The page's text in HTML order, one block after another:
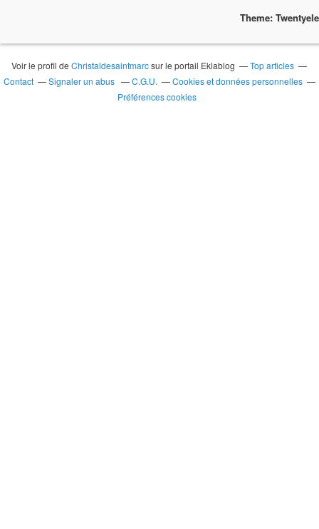
Theme:
Voir le profil deChristaldesaintmarcsur le portail Eklablog
Top articles
Contact
Signaler un abus C.G.U.
Cookies et données personnelles
Préférences cookies